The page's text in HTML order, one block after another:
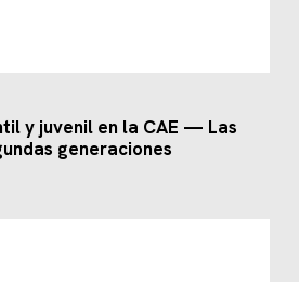
y juvenil en la CAE — Las
generaciones